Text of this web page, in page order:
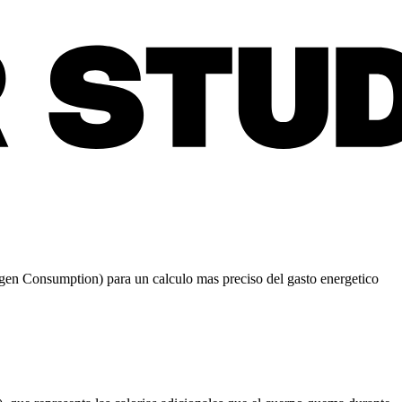
Consumption) para un calculo mas preciso del gasto energetico